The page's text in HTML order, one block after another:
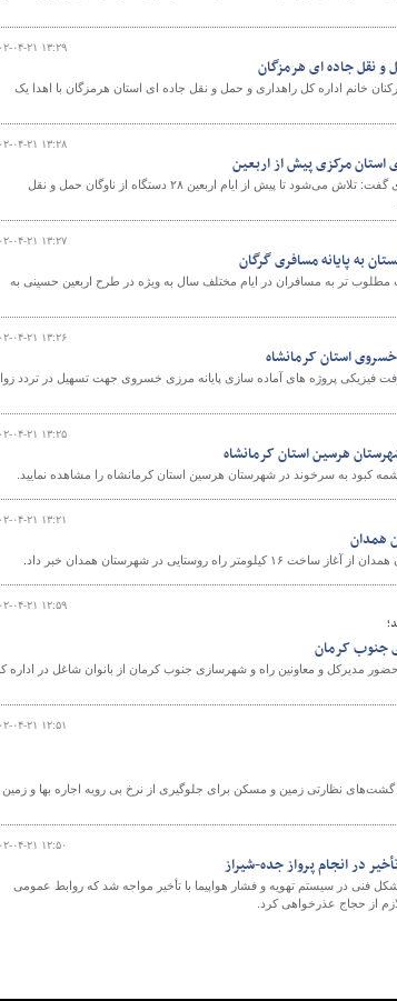
۱۴۰۲-۰۴-۲۱
و نقل جاده ای هرمزگان
خانم اداره کل راهداری و حمل و نقل جاده ای استان هرمزگان با اهدا یک
۱۴۰۲-۰۴-۲۱
مدیرکل راهداری و حمل و نقل جاده‌ای استان مرکزی گفت: تلاش می‌شود تا پیش از ایام اربعین ۲۸ دستگاه از ناوگان حمل و نقل
۱۴۰۲-۰۴-۲۱
به پایانه مسافری گرگان
مطلوب تر به مسافران در ایام مختلف سال به ویژه در طرح اربعین حسینی به
۱۴۰۲-۰۴-۲۱
خسروی استان کرمانشاه
فیزیکی پروژه های آماده سازی پایانه مرزی خسروی جهت تسهیل در تردد
۱۴۰۲-۰۴-۲۱
هرسین استان کرمانشاه
کبود به سرخوند در شهرستان هرسین استان کرمانشاه را مشاهده نمایید.
۱۴۰۲-۰۴-۲۱
در شهرستان همدان خبر داد.
۱۴۰۲-۰۴-۲۱
جنوب کرمان
مدیرکل و معاونین راه و شهرسازی جنوب کرمان از بانوان شاغل در اداره
۱۴۰۲-۰۴-۲۱
نظارتی زمین و مسکن برای جلوگیری از نرخ بی رویه اجاره بها و زمین
۱۴۰۲-۰۴-۲۱
در انجام پرواز جده-شیراز
فنی در سیستم تهویه و فشار هواپیما با تأخیر مواجه شد که روابط عمومی
از حجاج عذرخواهی کرد.